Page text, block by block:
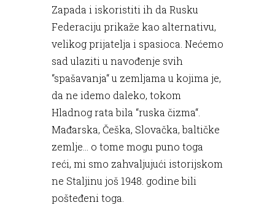
Zapada i iskoristiti ih da Rusku
Federaciju prikaže kao alternativu,
velikog prijatelja i spasioca. Nećemo
sad ulaziti u navođenje svih
“spašavanja“ u zemljama u kojima je,
da ne idemo daleko, tokom
Hladnog rata bila “ruska čizma“.
Mađarska, Češka, Slovačka, baltičke
zemlje... o tome mogu puno toga
reći, mi smo zahvaljujući istorijskom
ne Staljinu još 1948. godine bili
pošteđeni toga.